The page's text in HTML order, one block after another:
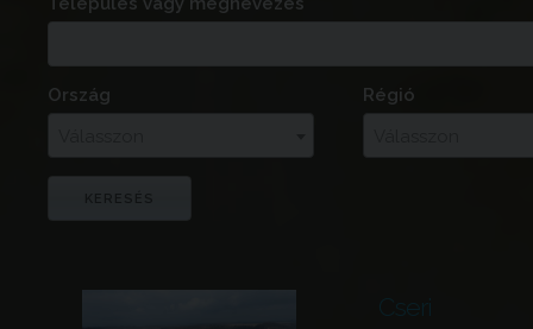
Ország
Régió
Cseri